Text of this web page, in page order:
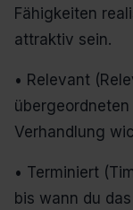
Fähigkeiten
attraktiv sein.
• Relevant
Verhandlung
• Terminiert
bis wann du